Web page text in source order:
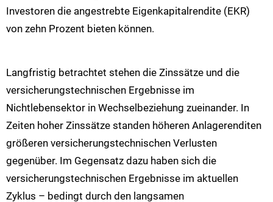
Investoren die angestrebte Eigenkapitalrendite (EKR)
von zehn Prozent bieten können.
Langfristig betrachtet stehen die Zinssätze und die
versicherungstechnischen Ergebnisse im
Nichtlebensektor in Wechselbeziehung zueinander. In
Zeiten hoher Zinssätze standen höheren Anlagerenditen
größeren versicherungstechnischen Verlusten
gegenüber. Im Gegensatz dazu haben sich die
versicherungstechnischen Ergebnisse im aktuellen
Zyklus – bedingt durch den langsamen